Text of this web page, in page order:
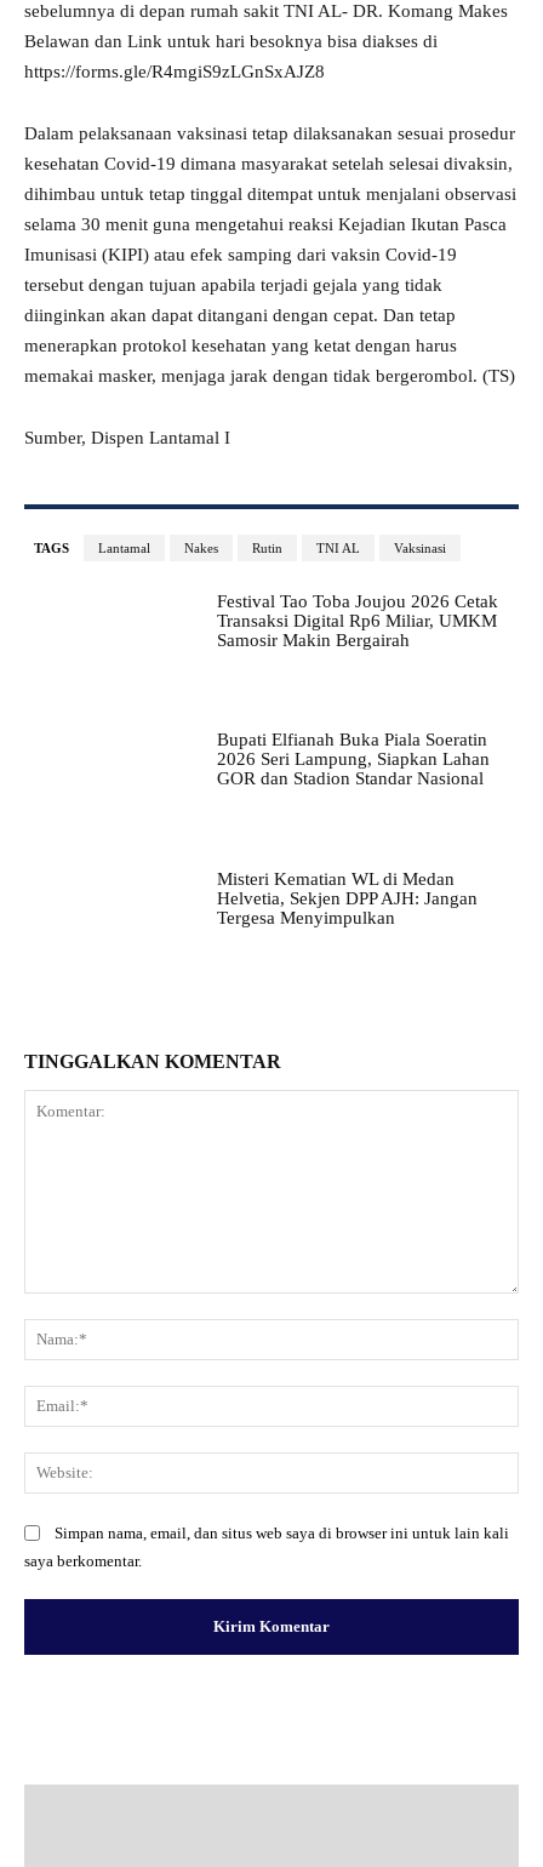
sebelumnya di depan rumah sakit TNI AL- DR. Komang Makes
Belawan dan Link untuk hari besoknya bisa diakses di
https://forms.gle/R4mgiS9zLGnSxAJZ8
Dalam pelaksanaan vaksinasi tetap dilaksanakan sesuai prosedur
kesehatan Covid-19 dimana masyarakat setelah selesai divaksin,
dihimbau untuk tetap tinggal ditempat untuk menjalani observasi
selama 30 menit guna mengetahui reaksi Kejadian Ikutan Pasca
Imunisasi (KIPI) atau efek samping dari vaksin Covid-19
tersebut dengan tujuan apabila terjadi gejala yang tidak
diinginkan akan dapat ditangani dengan cepat. Dan tetap
menerapkan protokol kesehatan yang ketat dengan harus
memakai masker, menjaga jarak dengan tidak bergerombol. (TS)
Sumber, Dispen Lantamal I
TAGS Lantamal Nakes Rutin TNI AL Vaksinasi
Festival Tao Toba Joujou 2026 Cetak
Transaksi Digital Rp6 Miliar, UMKM
Samosir Makin Bergairah
Bupati Elfianah Buka Piala Soeratin
2026 Seri Lampung, Siapkan Lahan
GOR dan Stadion Standar Nasional
Misteri Kematian WL di Medan
Helvetia, Sekjen DPP AJH: Jangan
Tergesa Menyimpulkan
TINGGALKAN KOMENTAR
Simpan nama, email, dan situs web saya di browser ini untuk lain kali
saya berkomentar.